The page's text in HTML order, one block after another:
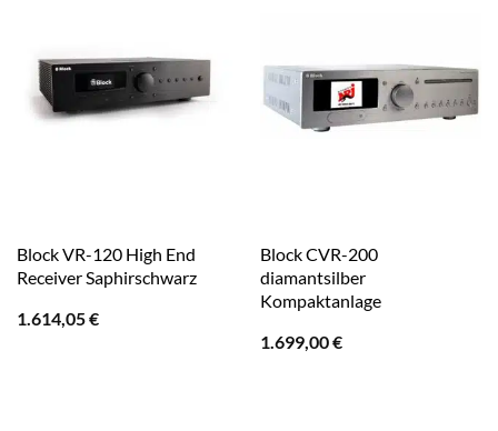
Block VR-120 High End
Receiver Saphirschwarz
1.614,05€
Block CVR-200
diamantsilber
Kompaktanlage
1.699,00€